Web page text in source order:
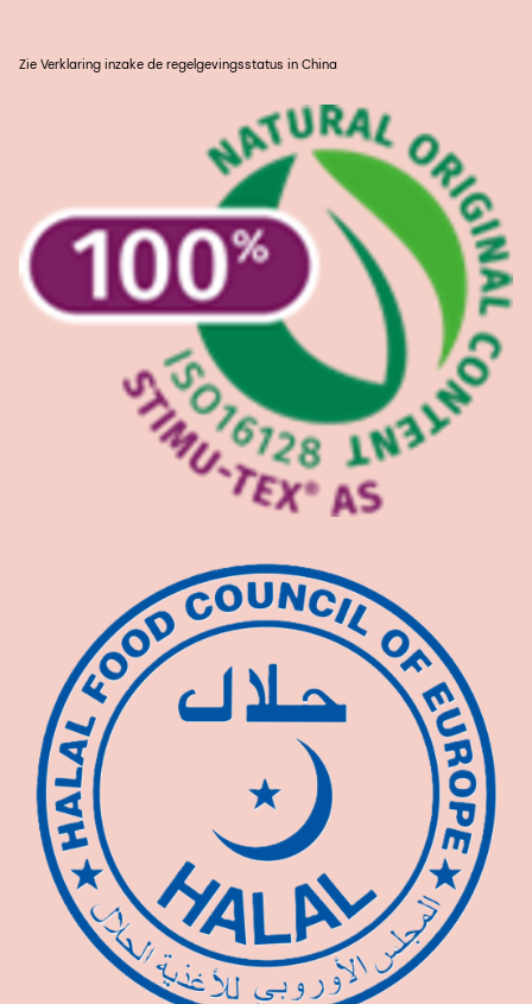
Zie Verklaring inzake de regelgevingsstatus in China